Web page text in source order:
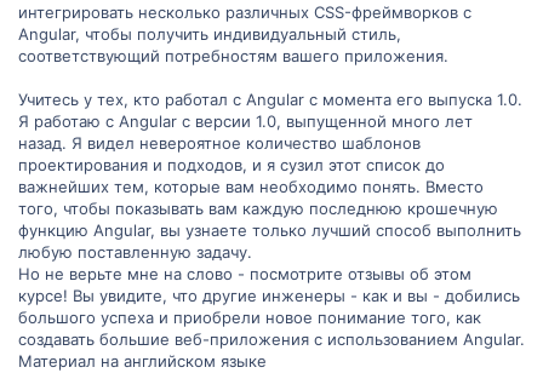
интегрировать несколько различных CSS-фреймворков с
Angular, чтобы получить индивидуальный стиль,
соответствующий потребностям вашего приложения.
Учитесь у тех, кто работал с Angular с момента его выпуска 1.0.
Я работаю с Angular с версии 1.0, выпущенной много лет
назад. Я видел невероятное количество шаблонов
проектирования и подходов, и я сузил этот список до
важнейших тем, которые вам необходимо понять. Вместо
того, чтобы показывать вам каждую последнюю крошечную
функцию Angular, вы узнаете только лучший способ выполнить
любую поставленную задачу.
Но не верьте мне на слово - посмотрите отзывы об этом
курсе! Вы увидите, что другие инженеры - как и вы - добились
большого успеха и приобрели новое понимание того, как
создавать большие веб-приложения с использованием Angular.
Материал на английском языке